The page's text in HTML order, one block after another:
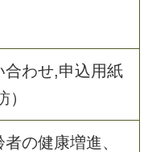
合わせ,申込用紙
の健康増進、